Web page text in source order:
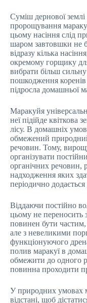
Суміш дернової
пророщування
цьому насіння слід
шаром завтовшки не
відразу кілька
окремому горщику
вибрати більш
пошкодження
підросла домашньої
Маракуйя
неї підійде квіткова
лісу. В домашніх
обмежений
речовин. Тому,
організувати
органічних речовин,
надходження яких
періодично
Віддаючи постійно
цьому не переносить
повинен бути частим,
але з невеликими
функціонуючого
полив маракуї в
обмежити до одного
повинна проходити
У природних умовах
відстані, щоб